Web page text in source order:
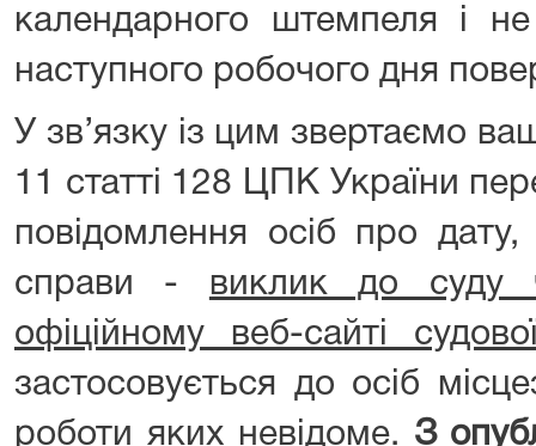
календарного штемпеля і
наступного робочого дня
У зв’язку із цим звертаємо
11 статті 128 ЦПК України
повідомлення осіб про
справи - виклик до суду
офіційному веб-сайті
застосовується до осіб
роботи яких невідоме. З